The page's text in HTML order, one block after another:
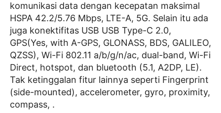
komunikasi data dengan kecepatan maksimal
HSPA 42.2/5.76 Mbps, LTE-A, 5G. Selain itu ada
juga konektifitas USB USB Type-C 2.0,
GPS(Yes, with A-GPS, GLONASS, BDS, GALILEO,
QZSS), Wi-Fi 802.11 a/b/g/n/ac, dual-band, Wi-Fi
Direct, hotspot, dan bluetooth (5.1, A2DP, LE).
Tak ketinggalan fitur lainnya seperti Fingerprint
(side-mounted), accelerometer, gyro, proximity,
compass, .